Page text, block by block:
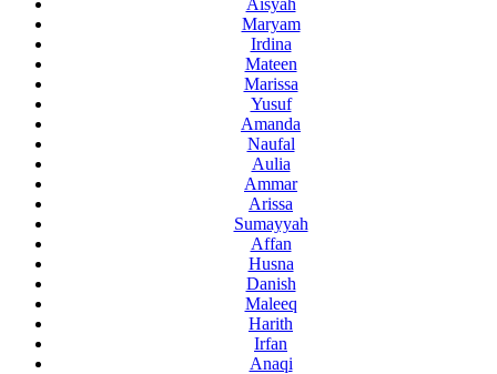
Maryam
Irdina
Mateen
Marissa
Yusuf
Amanda
Naufal
Aulia
Ammar
Arissa
Sumayyah
Affan
Husna
Danish
Maleeq
Harith
Irfan
Anaqi